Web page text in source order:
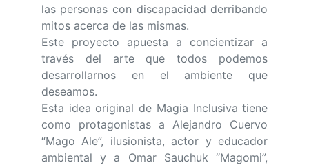
las personas con discapacidad derribando
mitos acerca de las mismas.
Este proyecto apuesta a concientizar a
través del arte que todos podemos
desarrollarnos en el ambiente que
deseamos.
Esta idea original de Magia Inclusiva tiene
como protagonistas a Alejandro Cuervo
“Mago Ale”, ilusionista, actor y educador
ambiental y a Omar Sauchuk “Magomi”,